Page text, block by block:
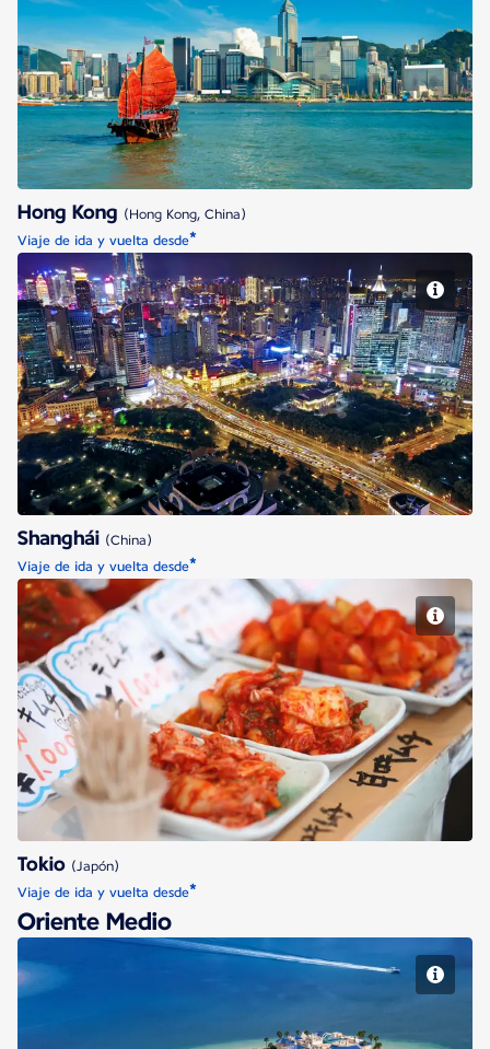
Hong Kong
Hong Kong (Hong Kong, China)
Viaje de ida y vuelta desde*
Shanghái
Shanghái (China)
Viaje de ida y vuelta desde*
Tokio
Tokio (Japón)
Viaje de ida y vuelta desde*
Oriente Medio